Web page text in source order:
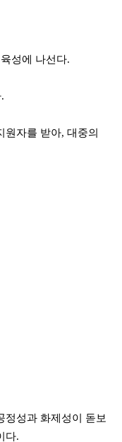
성에 나선다.
자를 받아, 대중의
정성과 화제성이 돋보
다.